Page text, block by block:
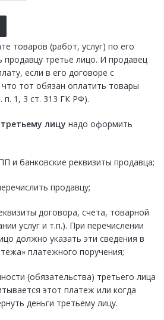
товаров (работ, услуг) по его
третье лицо. И продавец
если в его договоре с
тот обязан оплатить товары
п. 1, 3 ст. 313 ГК РФ).
лицу надо оформить
и банковские реквизиты продавца;
продавцу;
договора, счета, товарной
услуг и т.п.). При перечислении
должно указать эти сведения в
платежного поручения;
(обязательства) третьего лица
этот платеж или когда
деньги третьему лицу.